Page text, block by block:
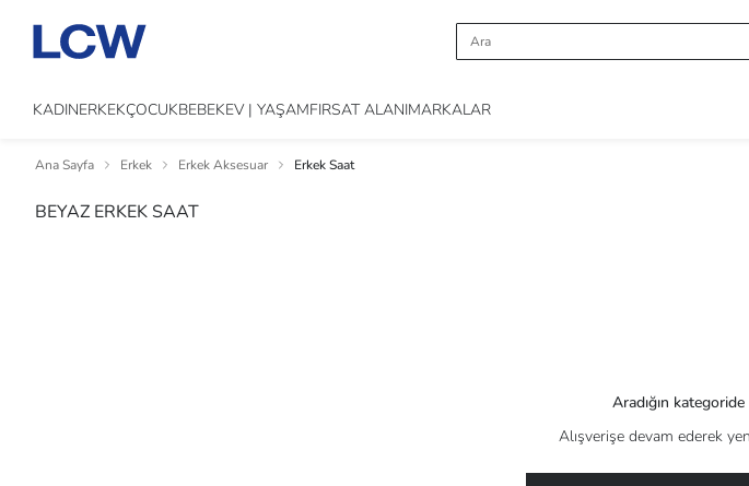
KADINERKEKÇOCUKBEBEKEV | YAŞAMFIRSAT ALANIMARKALAR
Ana Sayfa Erkek Erkek Aksesuar Erkek Saat
BEYAZ ERKEK SAAT
Aradığın
Alışverişe devam ederek